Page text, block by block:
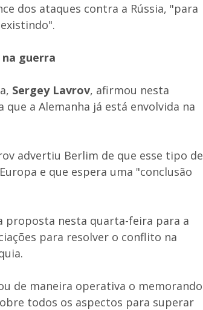
dos ataques contra a Rússia, "para
na guerra
Sergey Lavrov, afirmou nesta
a Alemanha já está envolvida na
advertiu Berlim de que esse tipo de
e que espera uma "conclusão
proposta nesta quarta-feira para a
para resolver o conflito na
de maneira operativa o memorando
todos os aspectos para superar